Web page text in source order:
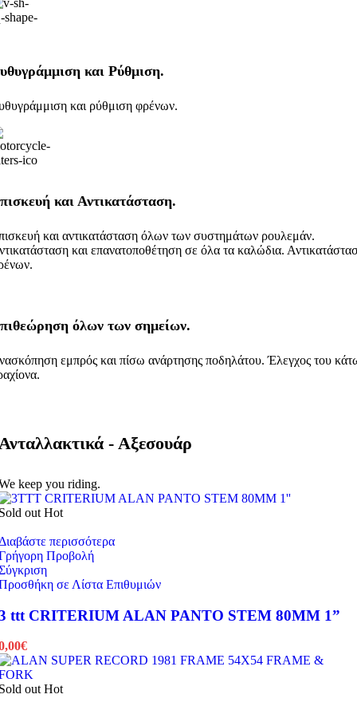
και Ρύθμιση.
και ρύθμιση φρένων.
και Αντικατάσταση.
και αντικατάσταση όλων των συστημάτων ρουλεμάν.
και επανατοποθέτηση σε όλα τα καλώδια.
όλων των σημείων.
εμπρός και πίσω ανάρτησης ποδηλάτου. Έλεγχος του
- Αξεσουάρ
keep you riding.
out Hot
περισσότερα
Προβολή
σε Λίστα Επιθυμιών
ttt CRITERIUM ALAN PANTO STEM 80MM 1”
€
out Hot